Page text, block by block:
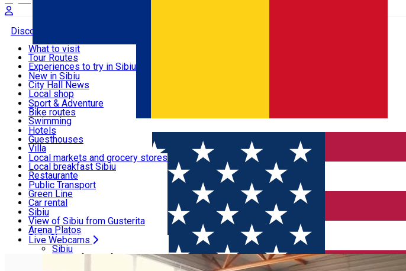
Română
Discover
Useful info
Activities & Adventure
Accommodation
Food, Drinks & Nightlife
Transport & Parking
Live Webcams
What to visit
Tour Routes
Experiences to try in Sibiu
Podcast
Culture
Museums
Churches
Parks, Zoo
County of Sibiu
New in Sibiu
City Hall News
Local shop
Sibiu artisans
Sibiul Verde
Public services
Education
How do I get to Sibiu
Tourist Info
Tour Guides
Guided tours
Publicații locale
Beauty salons
Sport & Adventure
Bike routes
Swimming
Riding
Indoor activities
Loc de joacă indoor
Loc de joacă outdoor
Ski
Ice skating
Yoga
Hotels
Guesthouses
Villa
Hostels
Motel
Camping
Renting rooms
Rooms for rent
Accommodation outside Sibiu
Local markets and grocery stores
Local breakfast Sibiu
Restaurante
Pizza
Fast Food
Coffee
Sweets
Pub, Bar
Night clubs
Bakeries
Public Transport
Green Line
Car rental
Rent a bike
Scooter rentals
Taxi
Ride Sharing
Parking tickets
Parking places
Electric vehicle charging points
Sibiu
View of Sibiu from Gusterita
Arena Platoș
Live Webcams
Sibiu
View of Sibiu from Gusterita
Home Organization Asociația al 6-lea jucător